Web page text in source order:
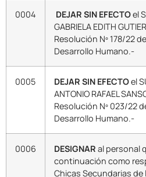
0004 DEJAR SIN EFECTOel
GABRIELA EDITH
Resolución Nº 178/22
Desarrollo Humano.-
0005 DEJAR SIN EFECTOel
ANTONIO RAFAEL
Resolución Nº 023/22
Desarrollo Humano.-
0006 DESIGNAR al personal
continuación como
Chicas Secundarias de